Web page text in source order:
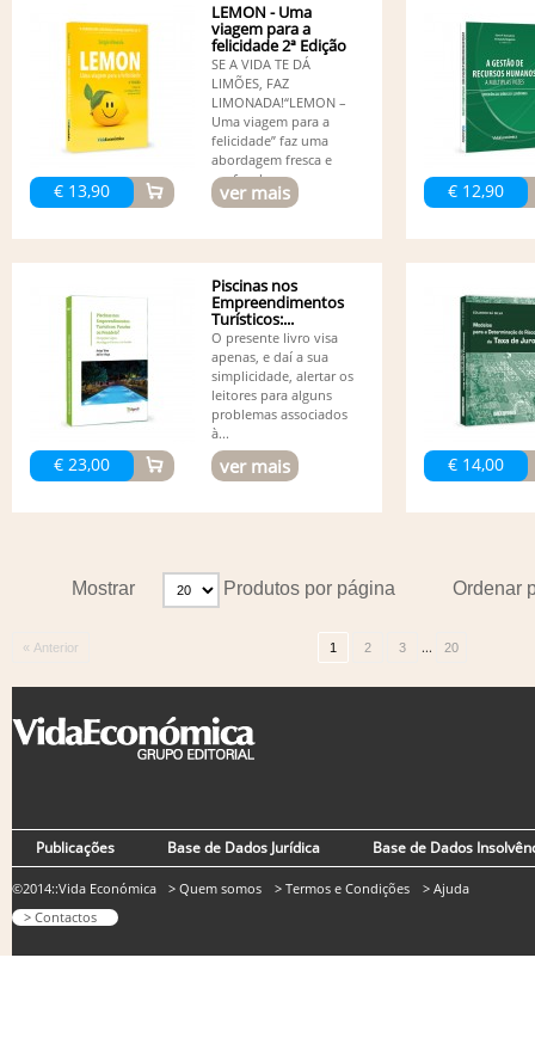
€ 13,90
LEMON - Uma
viagem para a
felicidade 2ª Edição
SE A VIDA TE DÁ
LIMÕES, FAZ
LIMONADA!“LEMON –
Uma viagem para a
felicidade” faz uma
abordagem fresca e
profunda...
ver mais € 12,90
€ 23,00
Piscinas nos
Empreendimentos
Turísticos:...
O presente livro visa
apenas, e daí a sua
simplicidade, alertar os
leitores para alguns
problemas associados
à...
ver mais € 14,00
Ordenar
Mostrar Produtos por página
« Anterior 1 2 3 ... 20
Publicações Base de Dados Jurídica Base de Dados
©2014::Vida Económica
> Contactos
> Quem somos > Termos e Condições > Ajuda